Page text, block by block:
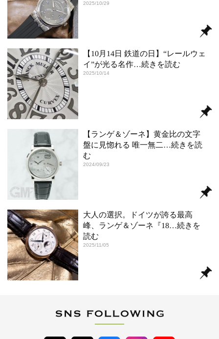
2025/10/29
【10月14日 鉄道の日】“レールウェ
イ”が光る名作…続きを読む
2025/10/14
【ランゲ＆ゾーネ】黄金比の文字
盤に見惚れる 唯一無二 …続きを読
む
2024/09/23
大人の選択。ドイツが誇る最高
峰、ランゲ＆ゾーネ『18…続きを
読む
2025/11/05